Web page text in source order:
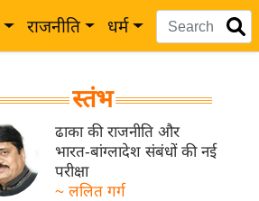
राजनीति धर्म
स्तंभ
ढाका की राजनीति और
भारत-बांग्लादेश संबंधों की नई
परीक्षा
~ ललित गर्ग